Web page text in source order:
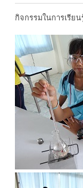
กิจกรรมในการเรีย